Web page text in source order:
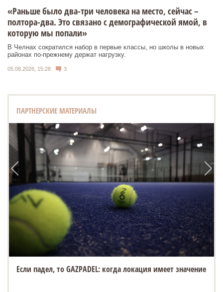
«Раньше было два-три человека на место, сейчас –
полтора-два. Это связано с демографической ямой, в
которую мы попали»
В Челнах сократился набор в первые классы, но школы в новых
районах по-прежнему держат нагрузку.
05.08.2026, 15:28 3
ПАРТНЕРСКИЕ МАТЕРИАЛЫ
Если падел, то GAZPADEL: когда локация имеет значение